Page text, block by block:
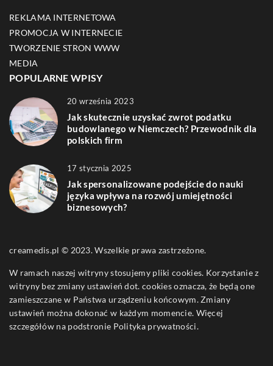
REKLAMA INTERNETOWA
PROMOCJA W INTERNECIE
TWORZENIE STRON WWW
MEDIA
POPULARNE WPISY
20 września 2023
Jak skutecznie uzyskać zwrot podatku
budowlanego w Niemczech? Przewodnik dla
polskich firm
17 stycznia 2025
Jak spersonalizowane podejście do nauki
języka wpływa na rozwój umiejętności
biznesowych?
creamedis.pl © 2023. Wszelkie prawa zastrzeżone.
W ramach naszej witryny stosujemy pliki cookies. Korzystanie z
witryny bez zmiany ustawień dot. cookies oznacza, że będą one
zamieszczane w Państwa urządzeniu końcowym. Zmiany
ustawień można dokonać w każdym momencie. Więcej
szczegółów na podstronie Polityka prywatności.